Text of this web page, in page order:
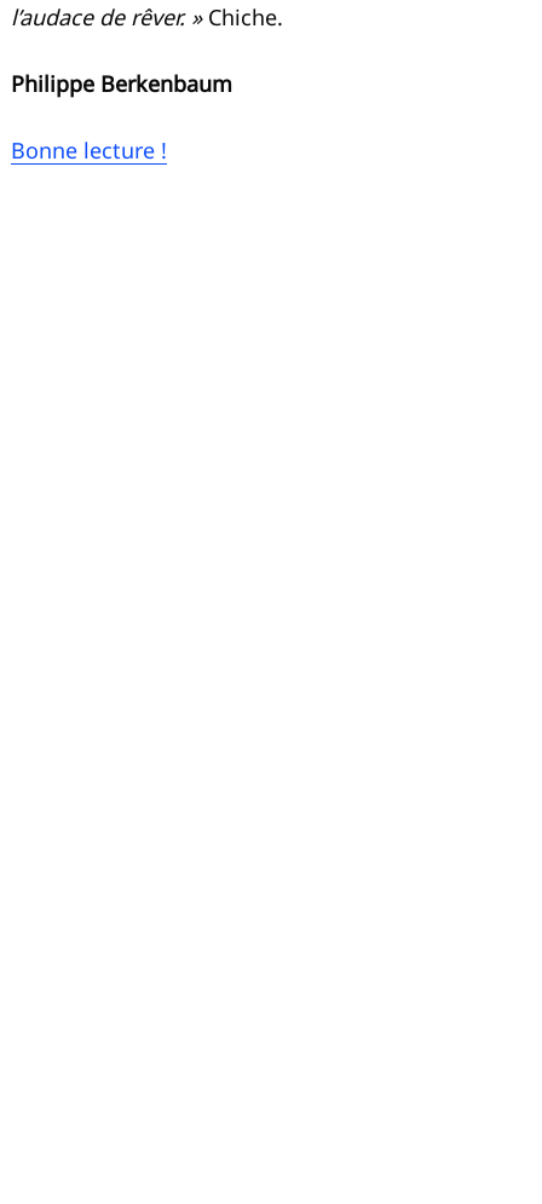
l’audace de rêver. » Chiche.
Philippe Berkenbaum
Bonne lecture !